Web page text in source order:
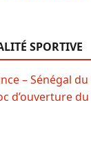
SPORTIVE
– Sénégal
d’ouverture